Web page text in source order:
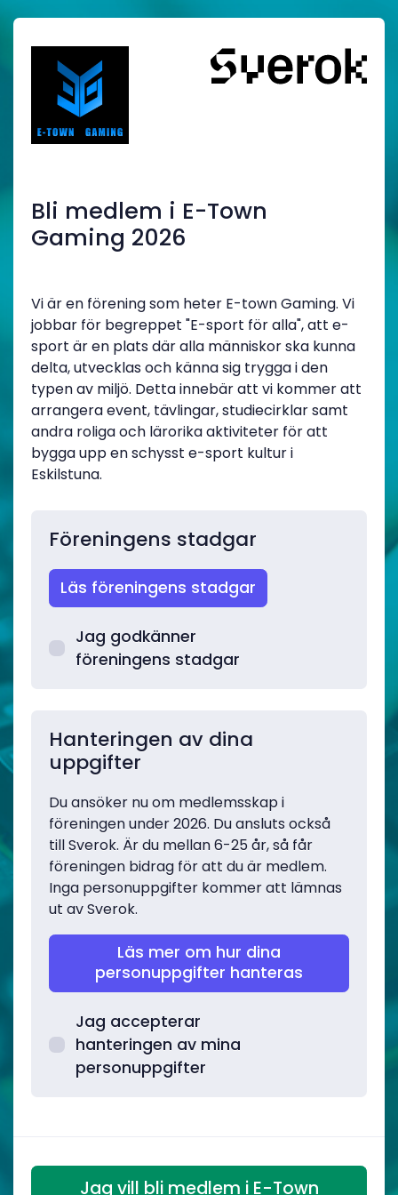
Bli medlem i E-Town
Gaming 2026
Vi är en förening som heter E-town Gaming. Vi
jobbar för begreppet "E-sport för alla", att e-
sport är en plats där alla människor ska kunna
delta, utvecklas och känna sig trygga i den
typen av miljö. Detta innebär att vi kommer att
arrangera event, tävlingar, studiecirklar samt
andra roliga och lärorika aktiviteter för att
bygga upp en schysst e-sport kultur i
Eskilstuna.
Föreningens stadgar
Läs föreningens stadgar
Jag godkänner
föreningens stadgar
Hanteringen av dina
uppgifter
Du ansöker nu om medlemsskap i
föreningen under 2026. Du ansluts också
till Sverok. Är du mellan 6-25 år, så får
föreningen bidrag för att du är medlem.
Inga personuppgifter kommer att lämnas
ut av Sverok.
Läs mer om hur dina
personuppgifter hanteras
Jag accepterar
hanteringen av mina
personuppgifter